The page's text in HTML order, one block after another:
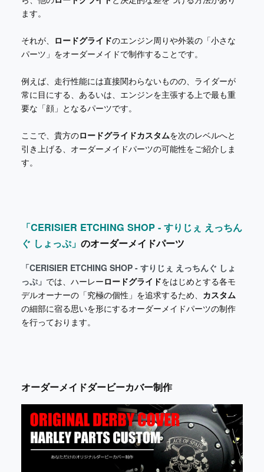
ます。
それが、 ロードグライドのエンジン周りや外装の「小さな
パーツ」をオーダーメイドで制作することです。
例えば、走行性能には直接関わらないものの、ライダーが
常に目にする、あるいは、エンジンを主張する上で最も重
要な「顔」となるパーツです。
ここで、貴方のロードグライドカスタムを次のレベルへと
引き上げる、オーダーメイドパーツの可能性をご紹介しま
す。
「CERISIER ETCHING SHOP - すりじぇ えっちん
ぐ しょっぷ」 のオーダーメイドパーツ
「CERISIER ETCHING SHOP - すりじぇ えっちんぐ しょ
っぷ」 では、ハーレーロードグライドをはじめとする各モ
デルオーナーの「究極の個性」を追求するため、 カスタム
の細部に宿る思いを形にするオーダーメイドパーツの制作
を行っております。
オーダーメイドダービーカバー制作